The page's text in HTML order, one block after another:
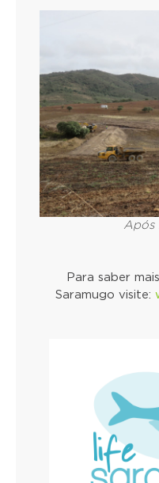
Após
Para saber
Saramugo visite: